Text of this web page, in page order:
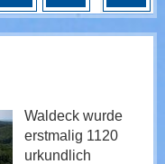
Waldeck wurde
erstmalig 1120
urkundlich